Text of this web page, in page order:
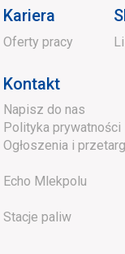
Kariera
Oferty pracy
Kontakt
Napisz do nas
Polityka prywatności
Ogłoszenia i
Echo Mlekpolu
Stacje paliw